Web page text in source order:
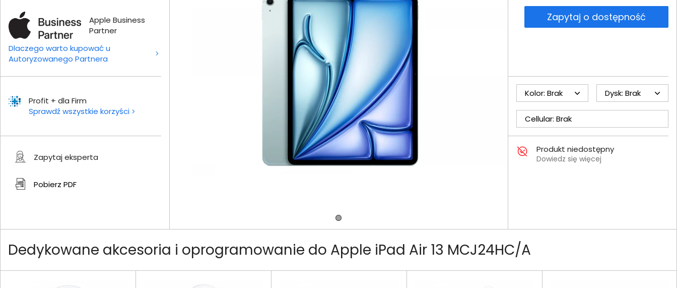
Apple Business
Partner
Dlaczego warto kupować u
Autoryzowanego Partnera
Profit + dla Firm
Sprawdź wszystkie korzyści
Zapytaj eksperta
Pobierz PDF
Zapytaj o dostępność
Kolor: Brak Dysk: Brak
Cellular: Brak
Produkt niedostępny
Dowiedz się więcej
Dedykowane akcesoria i oprogramowanie do Apple iPad Air 13 MCJ24HC/A